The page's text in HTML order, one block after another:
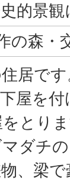
的景
の森・
居で
屋を
とり
ダチ
、梁